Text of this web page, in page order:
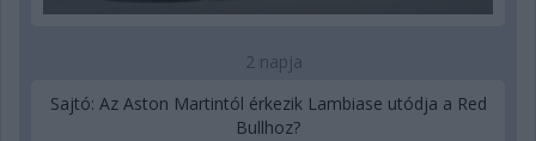
2 napja
Sajtó: Az Aston Martintól érkezik Lambiase utódja a Red
Bullhoz?